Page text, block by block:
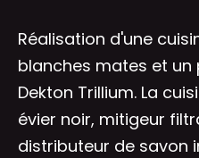
Réalisation d'une
blanches mates et un
Dekton Trillium. La
évier noir, mitigeur
distributeur de savon